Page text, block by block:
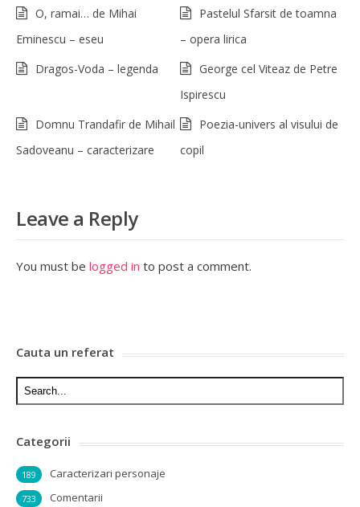
O, ramai… de Mihai
Eminescu – eseu
Pastelul Sfarsit de toamna
– opera lirica
Dragos-Voda – legenda
George cel Viteaz de Petre
Ispirescu
Domnu Trandafir de Mihail
Sadoveanu – caracterizare
Poezia-univers al visului de
copil
Leave a Reply
You must be logged in to post a comment.
Cauta un referat
Categorii
Caracterizari personaje
189
Comentarii
733